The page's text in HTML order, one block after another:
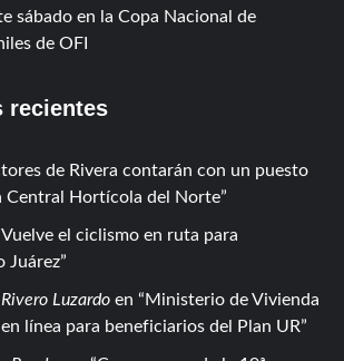
sábado en la Copa Nacional de
de OFI
recientes
de Rivera contarán con un puesto
Central Hortícola del Norte
Vuelve el ciclismo en ruta para
Juárez
Luzardo en
Ministerio de Vivienda
línea para beneficiarios del Plan UR